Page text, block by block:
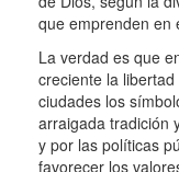
que emprenden en
La verdad es que
creciente la
ciudades los
arraigada tradición
y por las políticas
favorecer los